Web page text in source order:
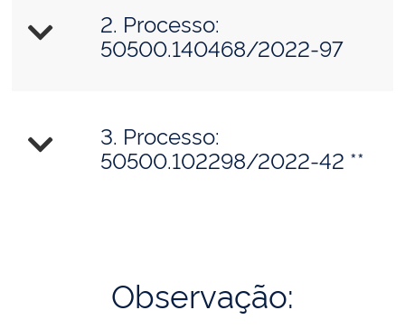
2. Processo:
50500.140468/2022-97
3. Processo:
50500.102298/2022-42 **
Observação: